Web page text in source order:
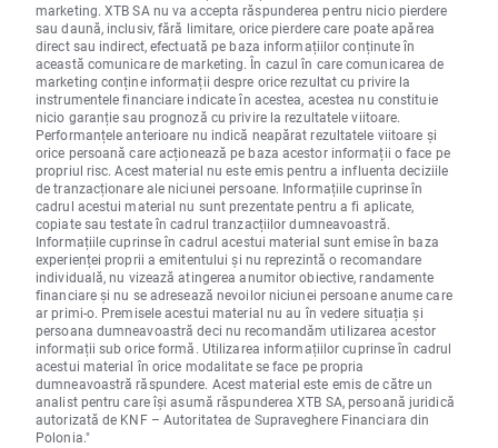
marketing. XTB SA nu va accepta răspunderea pentru nicio pierdere
sau daună, inclusiv, fără limitare, orice pierdere care poate apărea
direct sau indirect, efectuată pe baza informațiilor conținute în
această comunicare de marketing. În cazul în care comunicarea de
marketing conține informații despre orice rezultat cu privire la
instrumentele financiare indicate în acestea, acestea nu constituie
nicio garanție sau prognoză cu privire la rezultatele viitoare.
Performanțele anterioare nu indică neapărat rezultatele viitoare și
orice persoană care acționează pe baza acestor informații o face pe
propriul risc. Acest material nu este emis pentru a influenta deciziile
de tranzacționare ale niciunei persoane. Informațiile cuprinse în
cadrul acestui material nu sunt prezentate pentru a fi aplicate,
copiate sau testate în cadrul tranzacțiilor dumneavoastră.
Informațiile cuprinse în cadrul acestui material sunt emise în baza
experienței proprii a emitentului și nu reprezintă o recomandare
individuală, nu vizează atingerea anumitor obiective, randamente
financiare și nu se adresează nevoilor niciunei persoane anume care
ar primi-o. Premisele acestui material nu au în vedere situația și
persoana dumneavoastră deci nu recomandăm utilizarea acestor
informații sub orice formă. Utilizarea informațiilor cuprinse în cadrul
acestui material în orice modalitate se face pe propria
dumneavoastră răspundere. Acest material este emis de către un
analist pentru care își asumă răspunderea XTB SA, persoană juridică
autorizată de KNF – Autoritatea de Supraveghere Financiara din
Polonia."